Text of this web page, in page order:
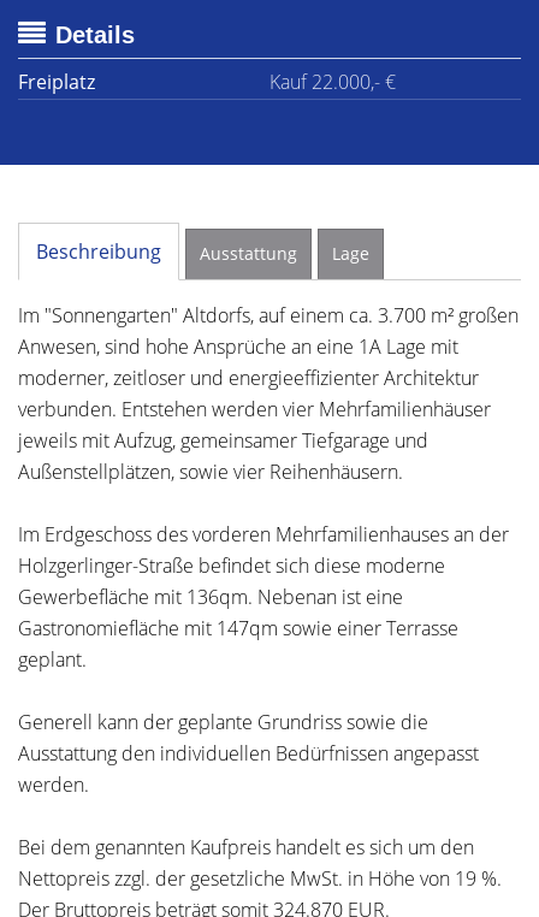
Details
Freiplatz
Kauf 22.000,- €
Beschreibung Ausstattung Lage
Im "Sonnengarten" Altdorfs, auf einem ca. 3.700 m² großen
Anwesen, sind hohe Ansprüche an eine 1A Lage mit
moderner, zeitloser und energieeffizienter Architektur
verbunden. Entstehen werden vier Mehrfamilienhäuser
jeweils mit Aufzug, gemeinsamer Tiefgarage und
Außenstellplätzen, sowie vier Reihenhäusern.
Im Erdgeschoss des vorderen Mehrfamilienhauses an der
Holzgerlinger-Straße befindet sich diese moderne
Gewerbefläche mit 136qm. Nebenan ist eine
Gastronomiefläche mit 147qm sowie einer Terrasse
geplant.
Generell kann der geplante Grundriss sowie die
Ausstattung den individuellen Bedürfnissen angepasst
werden.
Bei dem genannten Kaufpreis handelt es sich um den
Nettopreis zzgl. der gesetzliche MwSt. in Höhe von 19 %.
Der Bruttopreis beträgt somit 324.870 EUR.